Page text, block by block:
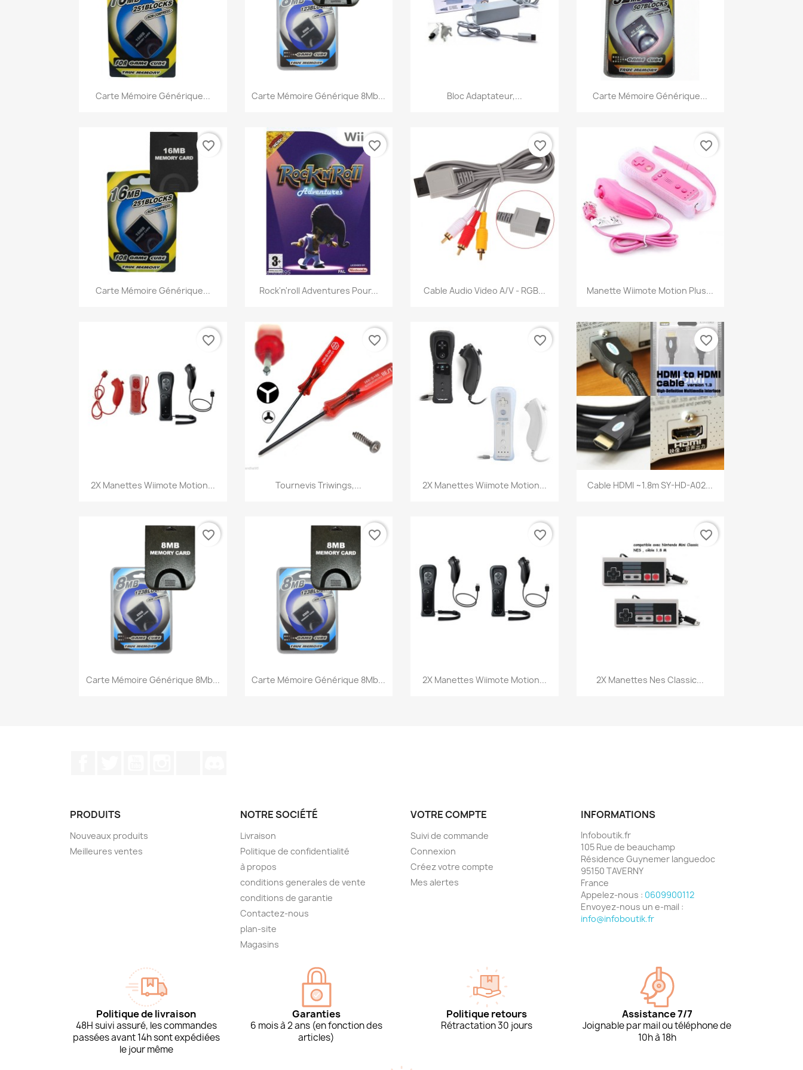
Aperçu rapide
Carte Mémoire Générique... Aperçu rapide
Carte Mémoire Générique 8Mb... Aperçu rapide
Bloc Adaptateur,... Aperçu rapide
Carte Mémoire Générique...
Aperçu rapide
Carte Mémoire Générique...
favorite_border
Aperçu rapide
Rock'n'roll Adventures Pour...
favorite_border
Aperçu rapide
Cable Audio Video A/V - RGB...
favorite_border
Aperçu rapide
Manette Wiimote Motion Plus...
favorite_border
Aperçu rapide
2X Manettes Wiimote Motion...
favorite_border
Aperçu rapide
Tournevis Triwings,...
favorite_border
Aperçu rapide
2X Manettes Wiimote Motion...
favorite_border
Aperçu rapide
Cable HDMI ~1.8m SY-HD-A02...
favorite_border
Aperçu rapide
Carte Mémoire Générique 8Mb...
favorite_border
Aperçu rapide
Carte Mémoire Générique 8Mb...
favorite_border
Aperçu rapide
2X Manettes Wiimote Motion...
favorite_border
Aperçu rapide
2X Manettes Nes Classic...
favorite_border
PRODUITS
Nouveaux produits
Meilleures ventes
NOTRE SOCIÉTÉ
Livraison
Politique de confidentialité
à propos
conditions generales de vente
conditions de garantie
Contactez-nous
plan-site
Magasins
VOTRE COMPTE
Suivi de commande
Connexion
Créez votre compte
Mes alertes
INFORMATIONS
Infoboutik.fr
105 Rue de beauchamp
Résidence Guynemer languedoc
95150 TAVERNY
France
Appelez-nous : 0609900112
Envoyez-nous un e-mail :
info@infoboutik.fr
Politique de livraison
48H suivi assuré, les commandes
passées avant 14h sont expédiées
le jour même
Garanties
6 mois à 2 ans (en fonction des
articles)
Politique retours
Rétractation 30 jours
Assistance 7/7
Joignable par mail ou téléphone de
10h à 18h